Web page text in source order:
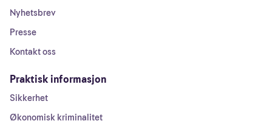
Nyhetsbrev
Presse
Kontakt oss
Praktisk informasjon
Sikkerhet
Økonomisk kriminalitet